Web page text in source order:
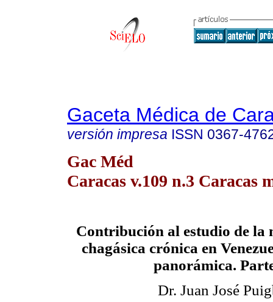
Gaceta Médica de
versión impresa ISSN 0367-
Gac Méd
Caracas v.109 n.3 Caracas
Contribución al estudio de la
chagásica crónica en
panorámica.
Dr. Juan José